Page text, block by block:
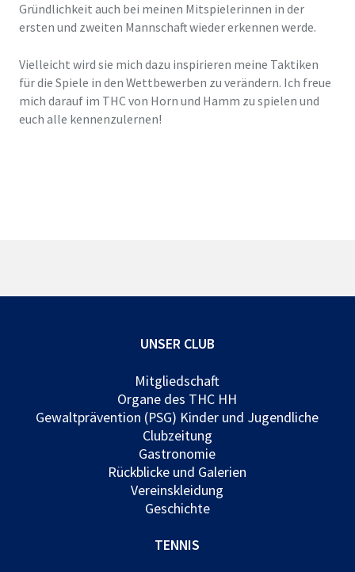
Gründlichkeit auch bei meinen Mitspielerinnen in der
ersten und zweiten Mannschaft wieder erkennen werde.
Vielleicht wird sie mich dazu inspirieren meine Taktiken
für die Spiele in den Wettbewerben zu verändern. Ich freue
mich darauf im THC von Horn und Hamm zu spielen und
euch alle kennenzulernen!
UNSER CLUB
Mitgliedschaft
Organe des THC HH
Gewaltprävention (PSG) Kinder und Jugendliche
Clubzeitung
Gastronomie
Rückblicke und Galerien
Vereinskleidung
Geschichte
TENNIS